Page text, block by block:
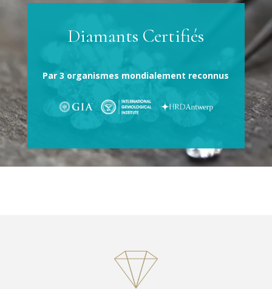
Diamants Certifiés
Par 3 organismes mondialement reconnus